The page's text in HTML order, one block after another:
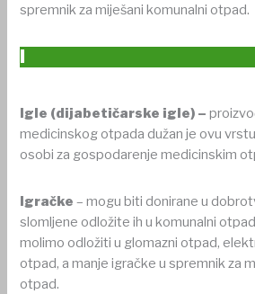
spremnik za miješani komunalni otpad.
I
Igle (dijabetičarske igle) –
medicinskog otpada dužan je ovu
osobi za gospodarenje medicinskim
Igračke – mogu biti donirane u
slomljene odložite ih u komunalni
molimo odložiti u glomazni otpad,
otpad, a manje igračke u spremnik za
otpad.